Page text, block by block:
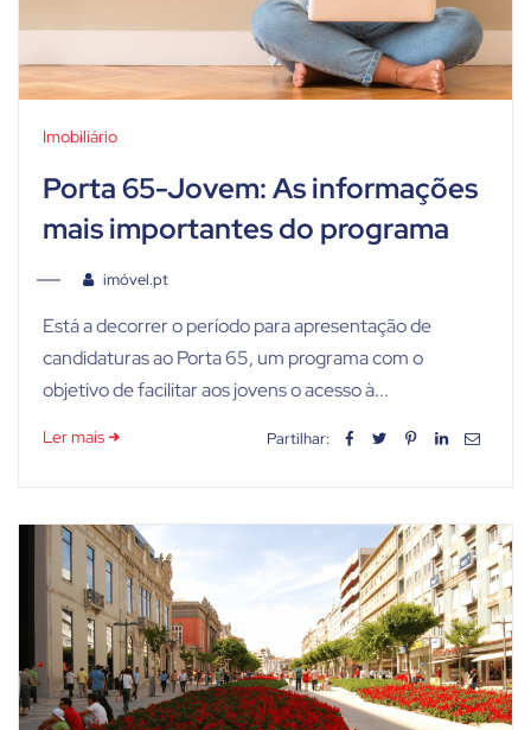
Imobiliário
Porta 65-Jovem: As informações
mais importantes do programa
imóvel.pt
Está a decorrer o período para apresentação de
candidaturas ao Porta 65, um programa com o
objetivo de facilitar aos jovens o acesso à...
Ler mais Partilhar: